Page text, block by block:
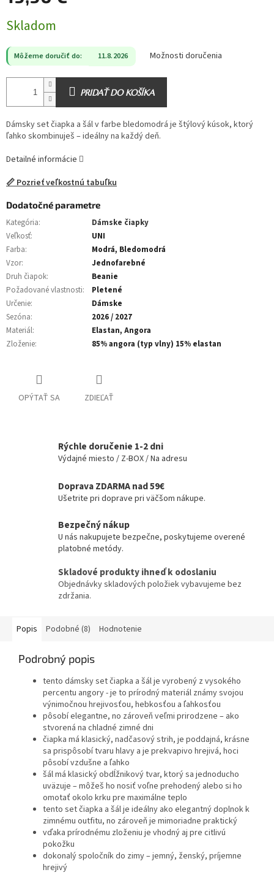
cena:
Skladom
Môžeme doručiť do: 11.8.2026 Možnosti doručenia
PRIDAŤ DO KOŠÍKA
Dámsky set čiapka a šál v farbe bledomodrá je štýlový kúsok, ktorý
ľahko skombinuješ – ideálny na každý deň.
Detailné informácie
📏 Pozrieť veľkostnú tabuľku
Dodatočné parametre
Kategória:
Dámske čiapky
Veľkosť:
UNI
Farba:
Modrá, Bledomodrá
Vzor:
Jednofarebné
Druh čiapok:
Beanie
Požadované vlastnosti:
Pletené
Určenie:
Dámske
Sezóna:
2026 / 2027
Materiál:
Elastan, Angora
Zloženie: 85% angora (typ vlny) 15% elastan
OPÝTAŤ SA ZDIEĽAŤ
Rýchle doručenie 1-2 dni
Výdajné miesto / Z-BOX / Na adresu
Doprava ZDARMA nad 59€
Ušetrite pri doprave pri väčšom nákupe.
Bezpečný nákup
U nás nakupujete bezpečne, poskytujeme overené
platobné metódy.
Skladové produkty ihneď k odoslaniu
Objednávky skladových položiek vybavujeme bez
zdržania.
Popis Podobné (8) Hodnotenie
Podrobný popis
tento dámsky set čiapka a šál je vyrobený z vysokého
percentu angory - je to prírodný materiál známy svojou
výnimočnou hrejivosťou, hebkosťou a ľahkosťou
pôsobí elegantne, no zároveň veľmi prirodzene – ako
stvorená na chladné zimné dni
čiapka má klasický, nadčasový strih, je poddajná, krásne
sa prispôsobí tvaru hlavy a je prekvapivo hrejivá, hoci
pôsobí vzdušne a ľahko
šál má klasický obdĺžnikový tvar, ktorý sa jednoducho
uväzuje – môžeš ho nosiť voľne prehodený alebo si ho
omotať okolo krku pre maximálne teplo
tento set čiapka a šál je ideálny ako elegantný doplnok k
zimnému outfitu, no zároveň je mimoriadne praktický
vďaka prírodnému zloženiu je vhodný aj pre citlivú
pokožku
dokonalý spoločník do zimy – jemný, ženský, príjemne
hrejivý